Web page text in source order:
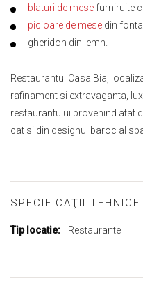
blaturi de mese furniruite
picioare de mese din
gheridon din lemn.
Restaurantul Casa Bia,
rafinament si extravaganta,
restaurantului provenind atat
cat si din designul baroc al
SPECIFICAŢII TEHNICE
Mai
Restaurante